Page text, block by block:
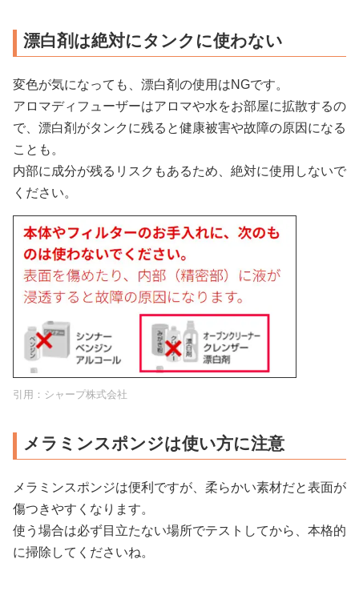
漂白剤は絶対にタンクに使わない
変色が気になっても、漂白剤の使用はNGです。
アロマディフューザーはアロマや水をお部屋に拡散するの
で、漂白剤がタンクに残ると健康被害や故障の原因になる
ことも。
内部に成分が残るリスクもあるため、絶対に使用しないで
ください。
引用： シャープ株式会社
メラミンスポンジは使い方に注意
メラミンスポンジは便利ですが、柔らかい素材だと表面が
傷つきやすくなります。
使う場合は必ず目立たない場所でテストしてから、本格的
に掃除してくださいね。